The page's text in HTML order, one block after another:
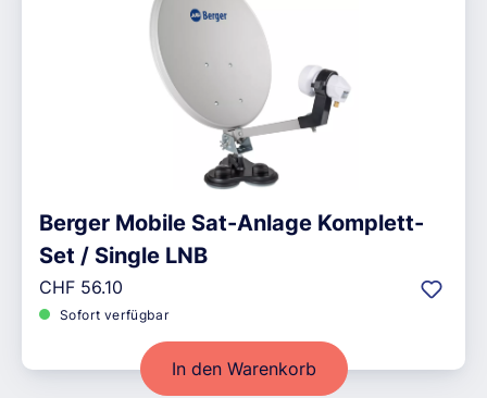
Berger Mobile Sat-Anlage Komplett-
Set / Single LNB
Regulärer Preis:
CHF 56.10
Sofort verfügbar
In den Warenkorb